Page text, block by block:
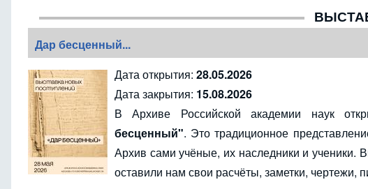
Дар бесценный...
Дата открытия: 28.05.2026
Дата закрытия: 15.08.2026
В Архиве Российской академии наук
бесценный". Это традиционное
Архив сами учёные, их наследники и
оставили нам свои расчёты, заметки,